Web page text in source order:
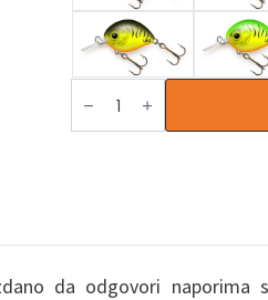
B1
količina
da odgovori naporima